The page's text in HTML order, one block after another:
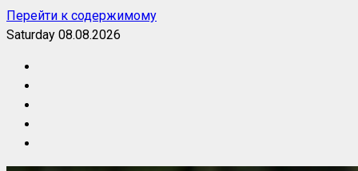
Перейти к содержимому
Saturday 08.08.2026